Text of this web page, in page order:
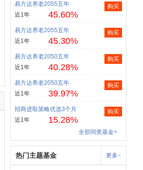
易方达养老2055五年
近1年
45.60%
购买
易方达养老2055五年
近1年
45.30%
购买
易方达养老2050五年
近1年
40.28%
购买
易方达养老2050五年
近1年
39.97%
购买
招商进取策略优选3个月
近1年
15.28%
购买
全部同类基金>
热门主题基金 更多>